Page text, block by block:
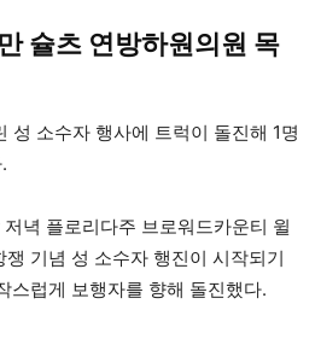
슐츠 연방하원의원 목
성 소수자 행사에 트럭이 돌진해 1명
녁 플로리다주 브로워드카운티 윌
기념 성 소수자 행진이 시작되기
스럽게 보행자를 향해 돌진했다.